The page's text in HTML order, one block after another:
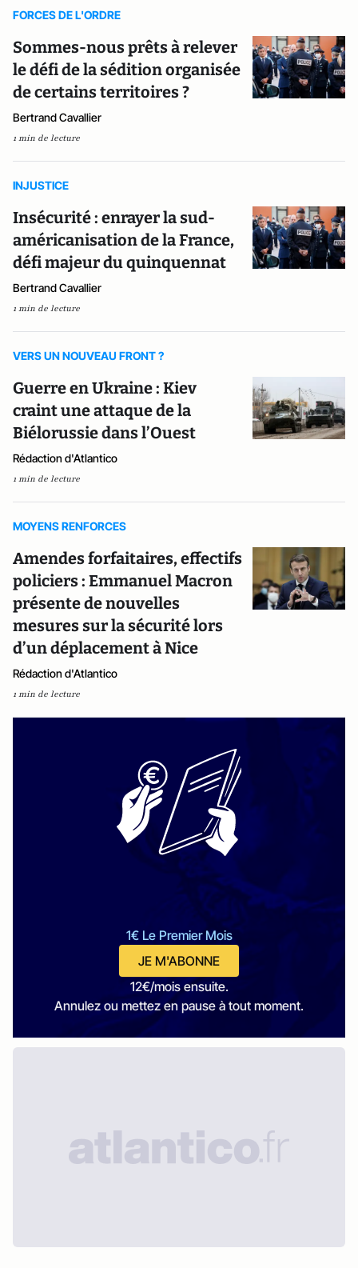
FORCES DE L'ORDRE
Sommes-nous prêts à relever
le défi de la sédition organisée
de certains territoires ?
Bertrand Cavallier
1 min de lecture
INJUSTICE
Insécurité : enrayer la sud-
américanisation de la France,
défi majeur du quinquennat
Bertrand Cavallier
1 min de lecture
VERS UN NOUVEAU FRONT ?
Guerre en Ukraine : Kiev
craint une attaque de la
Biélorussie dans l’Ouest
Rédaction d'Atlantico
1 min de lecture
MOYENS RENFORCES
Amendes forfaitaires, effectifs
policiers : Emmanuel Macron
présente de nouvelles
mesures sur la sécurité lors
d’un déplacement à Nice
Rédaction d'Atlantico
1 min de lecture
1€ Le Premier Mois
JE M'ABONNE
12€/mois ensuite.
Annulez ou mettez en pause à tout moment.